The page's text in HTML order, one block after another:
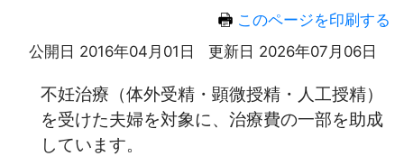
このページを印刷する
公開日 2016年04月01日
更新日 2026年07月06日
不妊治療（体外受精・顕微授精・人工授精）
を受けた夫婦を対象に、治療費の一部を助成
しています。